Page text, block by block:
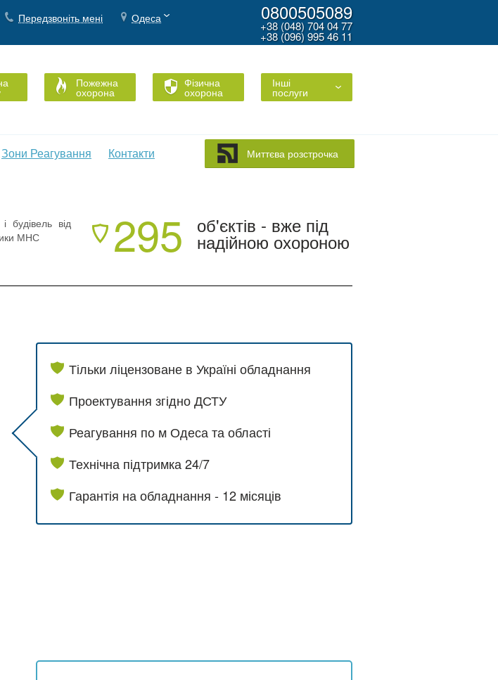
Передзвоніть мені Одеса 0800505089
+38 (048) 704 04 77
+38 (096) 995 46 11
Пожежна
охорона
Фізична
охорона
Інші
послуги
Зони Реагування Контакти Миттєва розстрочка
будівель від
МНС
295 об'єктів - вже під
надійною охороною
Тільки ліцензоване в Україні обладнання
Проектування згідно ДСТУ
Реагування по м Одеса та області
Технічна підтримка 24/7
Гарантія на обладнання - 12 місяців